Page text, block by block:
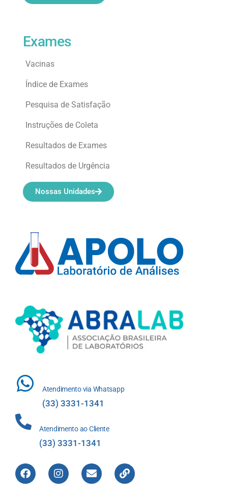
Atendimento via Whatsapp
(33) 3331-1341
Atendimento ao Cliente
(33) 3331-1341
Exames
Vacinas
Índice de Exames
Pesquisa de Satisfação
Instruções de Coleta
Resultados de Exames
Resultados de Urgência
Nossas Unidades